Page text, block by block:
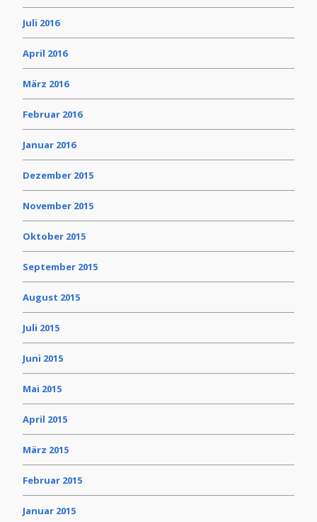
Juli 2016
April 2016
März 2016
Februar 2016
Januar 2016
Dezember 2015
November 2015
Oktober 2015
September 2015
August 2015
Juli 2015
Juni 2015
Mai 2015
April 2015
März 2015
Februar 2015
Januar 2015